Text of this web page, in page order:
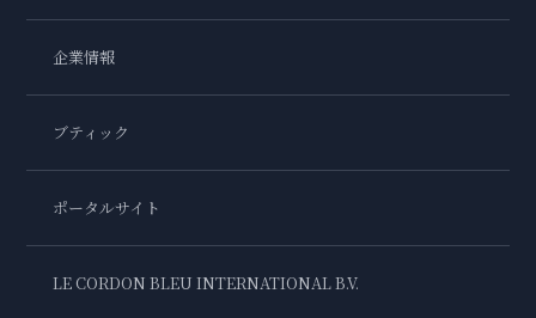
企業情報
ブティック
ポータルサイト
LE CORDON BLEU INTERNATIONAL B.V.